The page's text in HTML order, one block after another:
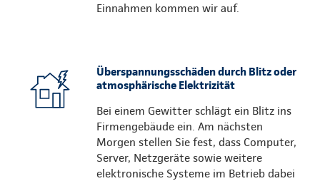
Einnahmen kommen wir auf.
Überspannungsschäden durch Blitz oder
atmosphärische Elektrizität
Bei einem Gewitter schlägt ein Blitz ins
Firmengebäude ein. Am nächsten
Morgen stellen Sie fest, dass Computer,
Server, Netzgeräte sowie weitere
elektronische Systeme im Betrieb dabei